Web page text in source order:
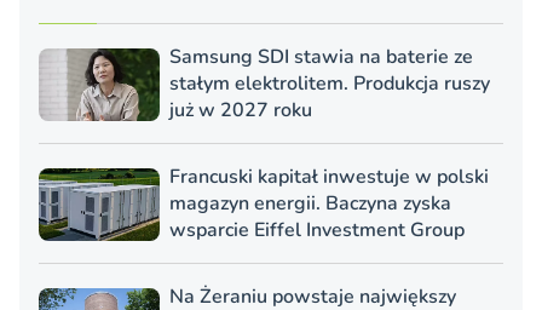
Samsung SDI stawia na baterie ze
stałym elektrolitem. Produkcja ruszy
już w 2027 roku
Francuski kapitał inwestuje w polski
magazyn energii. Baczyna zyska
wsparcie Eiffel Investment Group
Na Żeraniu powstaje największy